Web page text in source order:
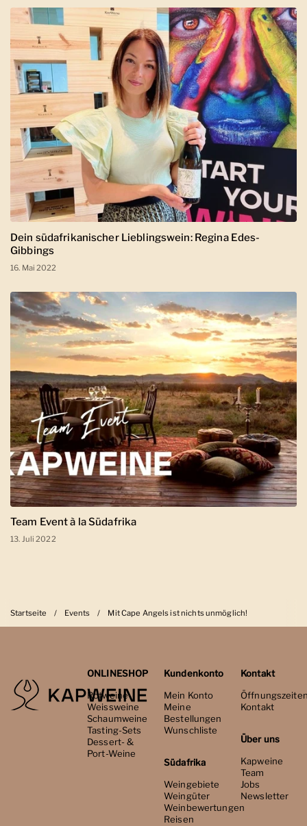
Dein südafrikanischer Lieblingswein: Regina Edes-
Gibbings
16. Mai 2022
Team Event à la Südafrika
13. Juli 2022
Startseite / Events / Mit Cape Angels ist nichts unmöglich!
ONLINESHOP
Rotweine
Weissweine
Schaumweine
Tasting-Sets
Dessert- &
Port-Weine
Kundenkonto
Mein Konto
Meine
Bestellungen
Wunschliste
Südafrika
Weingebiete
Weingüter
Weinbewertungen
Reisen
Kontakt
Kontakt
Über uns
Kapweine
Team
Jobs
Newsletter